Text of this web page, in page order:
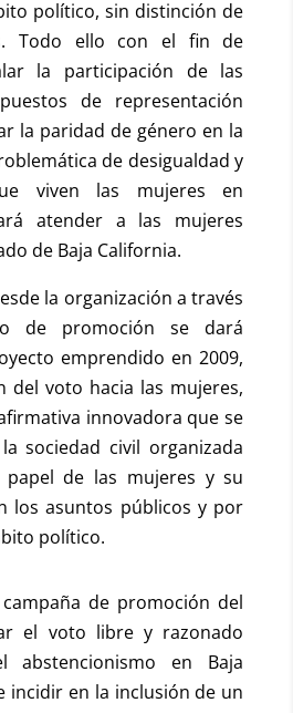
político, sin distinción de
Todo ello con el fin de
la participación de las
de representación
la paridad de género en la
de desigualdad y
viven las mujeres en
atender a las mujeres
de Baja California.
la organización a través
de promoción se dará
emprendido en 2009,
del voto hacia las mujeres,
innovadora que se
sociedad civil organizada
papel de las mujeres y su
los asuntos públicos y por
político.
de promoción del
el voto libre y razonado
abstencionismo en Baja
incidir en la inclusión de un